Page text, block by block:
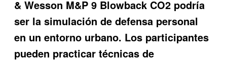
& Wesson M&P 9 Blowback CO2 podría
ser la simulación de defensa personal
en un entorno urbano. Los participantes
pueden practicar técnicas de